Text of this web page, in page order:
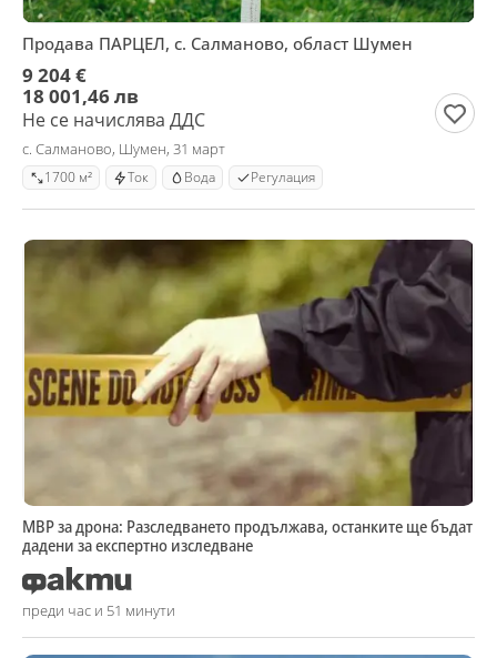
Продава ПАРЦЕЛ, с. Салманово, област Шумен
9 204 €
18 001,46 лв
Не се начислява ДДС
с. Салманово, Шумен, 31 март
1700 м² Ток Вода Регулация
МВР за дрона: Разследването продължава, останките ще бъдат
дадени за експертно изследване
преди час и 51 минути